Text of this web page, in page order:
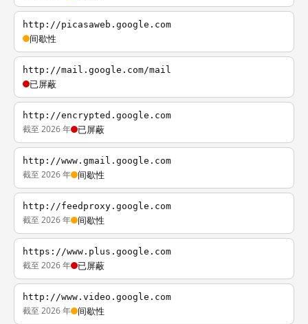
http://picasaweb.google.com
间歇性
http://mail.google.com/mail
已屏蔽
http://encrypted.google.com
截至 2026 年 已屏蔽
http://www.gmail.google.com
截至 2026 年 间歇性
http://feedproxy.google.com
截至 2026 年 间歇性
https://www.plus.google.com
截至 2026 年 已屏蔽
http://www.video.google.com
截至 2026 年 间歇性